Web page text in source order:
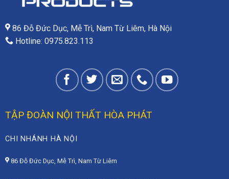
86 Đỗ Đức Dục, Mễ Trì, Nam Từ Liêm, Hà Nội
Hotline: 0975.823.113
TẬP ĐOÀN NỘI THẤT HÒA PHÁT
CHI NHÁNH HÀ NỘI
86 Đỗ Đức Dục, Mễ Trì, Nam Từ Liêm